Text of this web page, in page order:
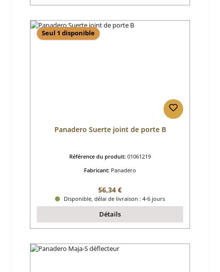
Seul 1 disponible
Panadero Suerte joint de porte B
Référence du produit: 01061219
Fabricant: Panadero
Prix régulier :
56,34 €
Disponible, délai de livraison : 4-6 jours
Détails